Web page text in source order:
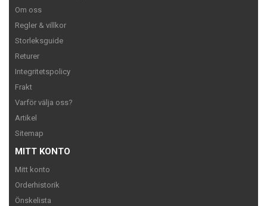
Om oss
Regler & villkor
Storleksguide
Returer
Integritetspolicy
Frakt
Varför välja oss?
Artikel
Sitemap
MITT KONTO
Mitt konto
Orderhistorik
Önskelista